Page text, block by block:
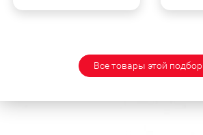
Все товары этой